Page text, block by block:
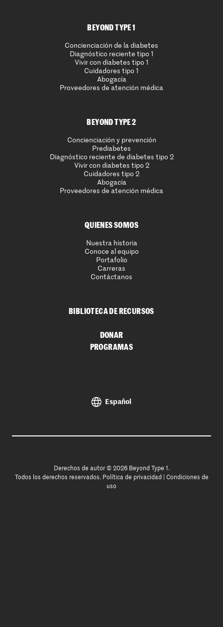
BEYOND TYPE 1
Concienciación de la diabetes
Diagnóstico reciente tipo 1
Vivir con diabetes tipo 1
Cuidadores tipo 1
Abogacía
Proveedores de atención médica
BEYOND TYPE 2
Concienciación y prevención
Prediabetes
Diagnóstico reciente de diabetes tipo 2
Vivir con diabetes tipo 2
Cuidadores tipo 2
Abogacía
Proveedores de atención médica
QUIENES SOMOS
Nuestra historia
Conoce al equipo
Portafolio
Carreras
Contáctanos
BIBLIOTECA DE RECURSOS
DONAR
PROGRAMAS
Español
Derechos de autor © 2026 Beyond Type 1.
Todos los derechos reservados. Política de privacidad
Condiciones de
uso